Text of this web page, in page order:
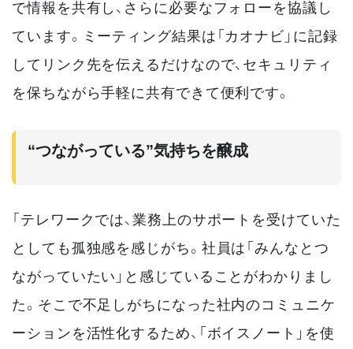
で情報を共有し、さらに必要なフォローを協議し
ています。ミーティング結果は「カオナビ」に記録
してリンク先を伝えるだけなので、セキュリティ
を保ちながら手軽に共有できて便利です。
“つながっている”気持ちを醸成
「テレワークでは、業務上のサポートを受けていた
としても孤独感を感じがち。社員は「みんなとつ
ながっていたい」と感じていることがわかりまし
た。そこで不足しがちになった社内のコミュニケ
ーションを活性化するため、「ボイスノート」を使